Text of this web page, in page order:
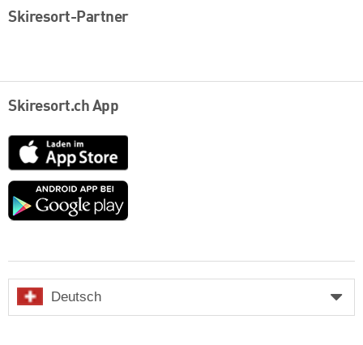
Skiresort-Partner
Skiresort.ch App
App
Store
Google
Deutsch